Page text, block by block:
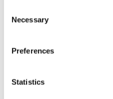
Necessary
Preferences
Statistics
rejse. For at se familien. Få et
Mange bliver hjemme for at
trist, men det er også meget